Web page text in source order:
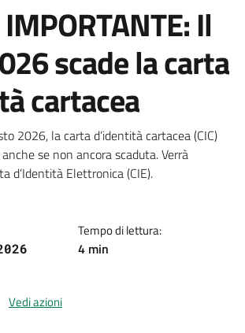
Il
scade la carta
cartacea
notizia
2026, la carta d’identità cartacea (CIC)
se non ancora scaduta. Verrà
d’Identità Elettronica (CIE).
Tempo di lettura:
4 min
Vedi azioni